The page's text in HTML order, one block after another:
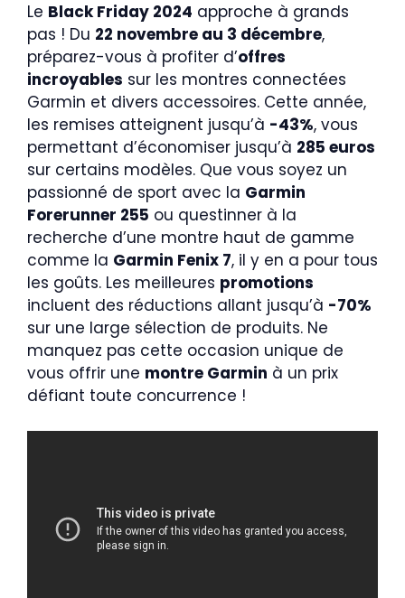
Le Black Friday 2024 approche à grands
pas ! Du 22 novembre au 3 décembre,
préparez-vous à profiter d’offres
incroyables sur les montres connectées
Garmin et divers accessoires. Cette année,
les remises atteignent jusqu’à -43%, vous
permettant d’économiser jusqu’à 285 euros
sur certains modèles. Que vous soyez un
passionné de sport avec la Garmin
Forerunner 255 ou questinner à la
recherche d’une montre haut de gamme
comme la Garmin Fenix 7, il y en a pour tous
les goûts. Les meilleures promotions
incluent des réductions allant jusqu’à -70%
sur une large sélection de produits. Ne
manquez pas cette occasion unique de
vous offrir une montre Garmin à un prix
défiant toute concurrence !